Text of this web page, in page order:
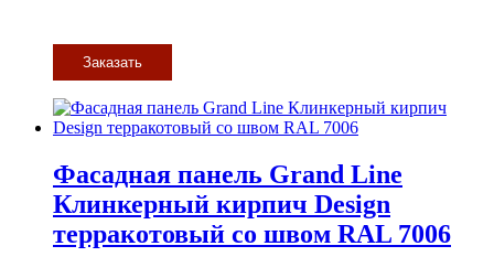
Заказать
Фасадная панель Grand Line
Клинкерный кирпич Design
терракотовый со швом RAL 7006